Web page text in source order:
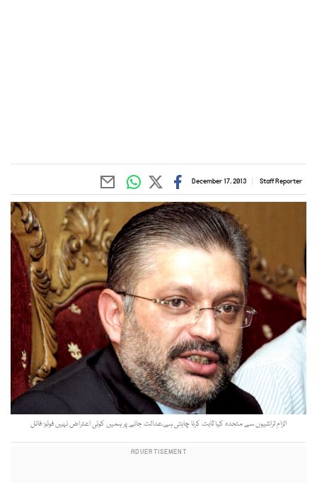
Staff Reporter
December 17, 2013
الزام تراشیوں سے متحدہ کیا ثابت کرنا چاہتی ہے،عدالت جانے پر ہمیں کوئی اعتراض نہیں فوٹو: فائل